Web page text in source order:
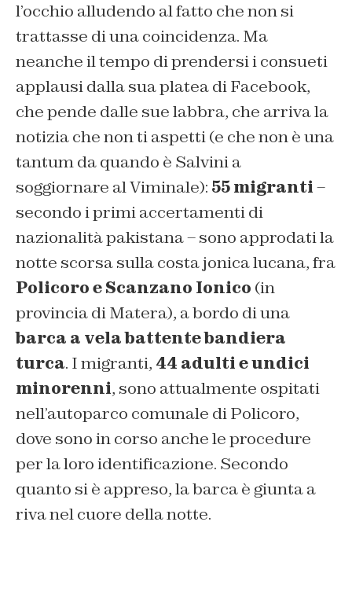
l’occhio alludendo al fatto che non si
trattasse di una coincidenza. Ma
neanche il tempo di prendersi i consueti
applausi dalla sua platea di Facebook,
che pende dalle sue labbra, che arriva la
notizia che non ti aspetti (e che non è una
tantum da quando è Salvini a
soggiornare al Viminale): 55 migranti–
secondo i primi accertamenti di
nazionalità pakistana – sono approdati la
notte scorsa sulla costa jonica lucana, fra
Policoro e Scanzano Ionico (in
provincia di Matera), a bordo di una
barca a vela battente bandiera
turca. I migranti, 44 adulti e undici
minorenni, sono attualmente ospitati
nell’autoparco comunale di Policoro,
dove sono in corso anche le procedure
per la loro identificazione. Secondo
quanto si è appreso, la barca è giunta a
riva nel cuore della notte.